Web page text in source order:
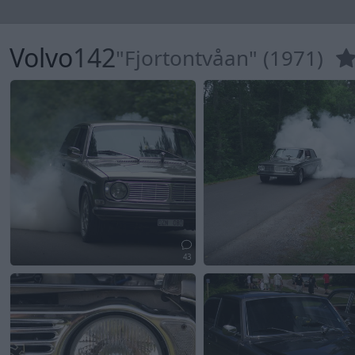
Volvo142"Fjortontvåan" (1971)
43